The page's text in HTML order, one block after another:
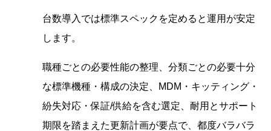
台数導入では標準スペックを定めると運用が安定
します。
職種ごとの必要性能の整理、分類ごとの必要十分
な標準機種・構成の決定、MDM・キッティング・
紛失対応・保証/供給を含む選定、耐用とサポート
期限を踏まえた更新計画が要点で、都度バラバラ